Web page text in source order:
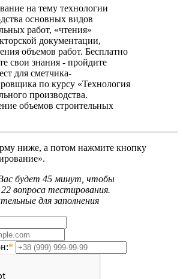
на тему технологии
основных видов
работ, «чтения»
документации,
объемов работ. Бесплатно
свои знания - пройдите
для сметчика-
по курсу «Технология
производства.
объемов строительных
ниже, а потом нажмите кнопку
будет 45 минут, чтобы
вопроса тестирования.
для заполнения
*